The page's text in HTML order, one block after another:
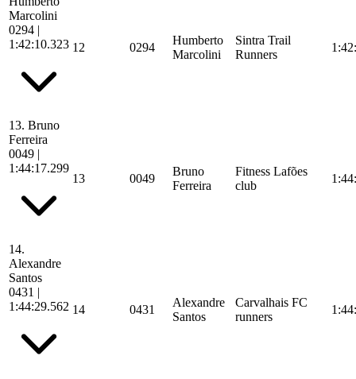
Marcolini
0294 |
1:42:10.323 12 0294
Humberto
Marcolini
Sintra Trail
Runners
13. Bruno
Ferreira
0049 |
1:44:17.299
13 0049
Bruno
Ferreira
Fitness Lafões
club
14.
Alexandre
Santos
0431 |
1:44:29.562 14 0431
Alexandre
Santos
Carvalhais FC
runners